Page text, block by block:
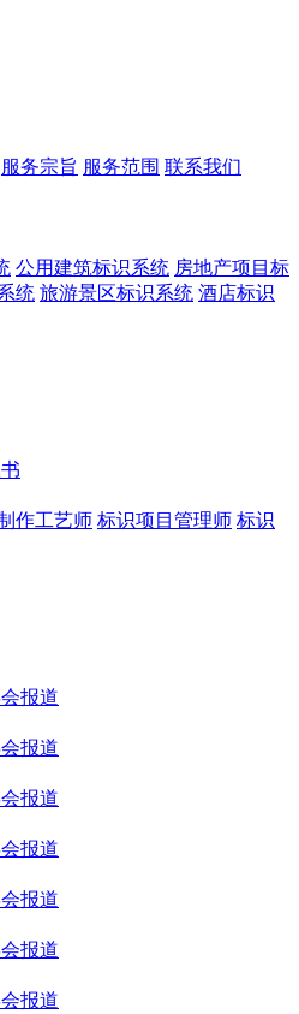
服务宗旨 服务范围 联系我们
公用建筑标识系统 房地产项目标
统 旅游景区标识系统 酒店标识
作工艺师 标识项目管理师 标识
报道
报道
报道
报道
报道
报道
报道